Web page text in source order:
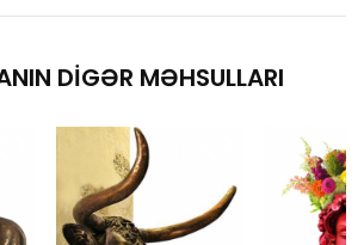
DIGƏR MƏHSULLARI